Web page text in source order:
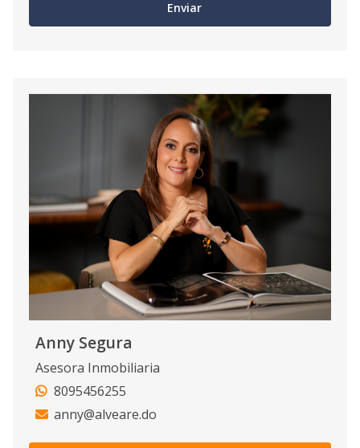
Enviar
Anny Segura
Asesora Inmobiliaria
8095456255
anny@alveare.do